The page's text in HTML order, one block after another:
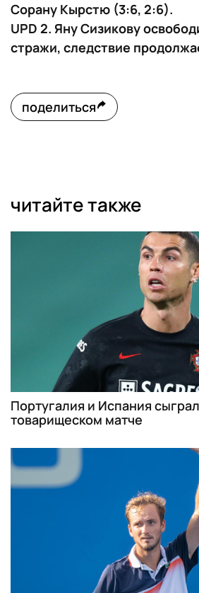
Сорану Кырстю (3:6, 2:6).
UPD 2. Яну Сизикову
стражи, следствие
поделиться
читайте также
Португалия и Испания
товарищеском матче